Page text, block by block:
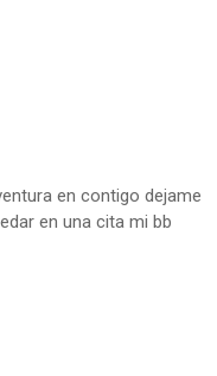
en contigo dejame
en una cita mi bb